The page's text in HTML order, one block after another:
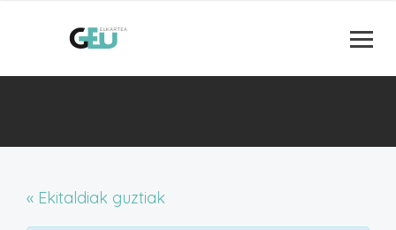
« Ekitaldiak guztiak